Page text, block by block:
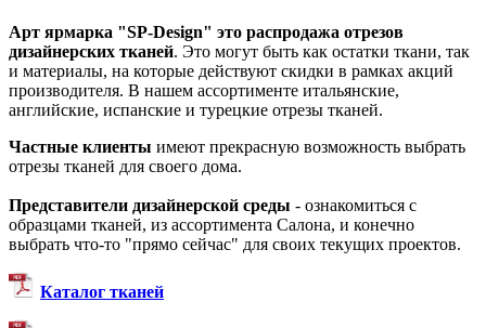
Арт ярмарка "SP-Design" это распродажа отрезов
дизайнерских тканей. Это могут быть как остатки ткани, так
и материалы, на которые действуют скидки в рамках акций
производителя. В нашем ассортименте итальянские,
английские, испанские и турецкие отрезы тканей.
Частные клиенты имеют прекрасную возможность выбрать
отрезы тканей для своего дома.
Представители дизайнерской среды - ознакомиться с
образцами тканей, из ассортимента Салона, и конечно
выбрать что-то "прямо сейчас" для своих текущих проектов.
Каталог тканей